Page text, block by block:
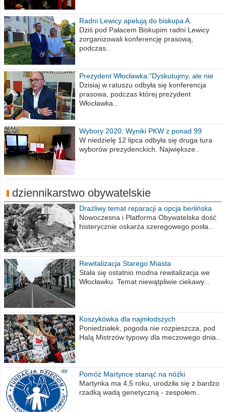
Radni Lewicy apelują do biskupa A.
Wiesława Meringa
Dziś pod Pałacem Biskupim radni Lewicy
zorganizowali konferencję prasową,
podczas..
Prezydent Włocławka:"Dyskutujmy, ale nie
obrażajmy się”
Dzisiaj w ratuszu odbyła się konferencja
prasowa, podczas której prezydent
Włocławka..
Wybory 2020. Wyniki PKW z ponad 99
procent obwodów
W niedzielę 12 lipca odbyła się druga tura
wyborów prezydenckich. Największe..
dziennikarstwo obywatelskie
Drażliwy temat reparacji a opcja berlińska
Nowoczesna i Platforma Obywatelska dość
histerycznie oskarża szeregowego posła..
Rewitalizacja Starego Miasta
Stała się ostatnio modna rewitalizacja we
Włocławku. Temat niewątpliwie ciekawy...
Koszykówka dla najmłodszych
Poniedziałek, pogoda nie rozpieszcza, pod
Halą Mistrzów typowy dla meczowego dnia..
Pomóż Martynce stanąć na nóżki
Martynka ma 4,5 roku, urodziła się z bardzo
rzadką wadą genetyczną - zespołem..